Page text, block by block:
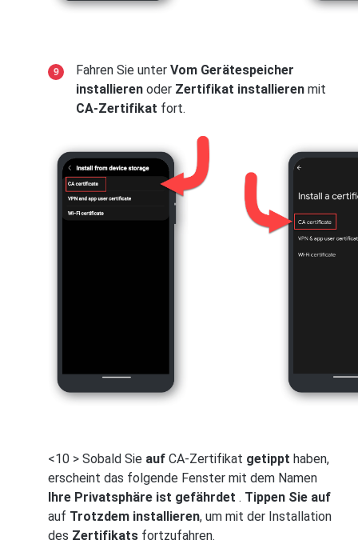
Fahren Sie unter Vom Gerätespeicher
installieren oder Zertifikat installieren mit
CA-Zertifikat fort.
<10 > Sobald Sie auf CA-Zertifikat getippt haben,
erscheint das folgende Fenster mit dem Namen
Ihre Privatsphäre ist gefährdet . Tippen Sie auf
auf Trotzdem installieren, um mit der Installation
des Zertifikats fortzufahren.